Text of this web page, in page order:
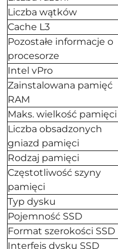
Liczba wątków
Cache L3
Pozostałe informacje o
procesorze
Intel vPro
Zainstalowana pamięć
RAM
Maks. wielkość pamięci
Liczba obsadzonych
gniazd pamięci
Rodzaj pamięci
Częstotliwość szyny
pamięci
Typ dysku
Pojemność SSD
Format szerokości SSD
Interfejs dysku SSD